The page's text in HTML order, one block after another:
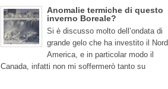
Anomalie termiche di questo
inverno Boreale?
Si è discusso molto dell’ondata di
grande gelo che ha investito il Nord
America, e in particolar modo il
Canada, infatti non mi soffermerò tanto su